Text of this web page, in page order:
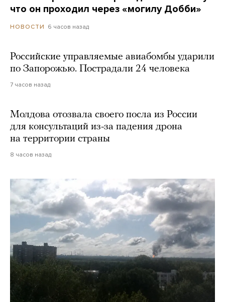
что он проходил через «могилу Добби»
НОВОСТИ 6 часов назад
Российские управляемые авиабомбы ударили
по Запорожью. Пострадали 24 человека
7 часов назад
Молдова отозвала своего посла из России
для консультаций из-за падения дрона
на территории страны
8 часов назад